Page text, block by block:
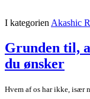
I kategorien Akashic
Grunden til,
du ønsker
Hvem af os har ikke, især